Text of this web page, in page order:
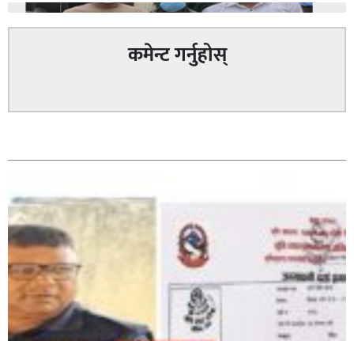
भिक्षा मागेर कारमा घुम्ने बाबाहरूलाई दाङ प्रहरीले पक्राउ,भारत
फर्कने सर्तमा रिहा,
कमेन्ट गर्नुहोस्